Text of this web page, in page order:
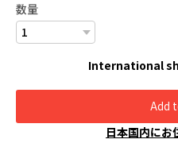
数量
International
Add
日本国内にお